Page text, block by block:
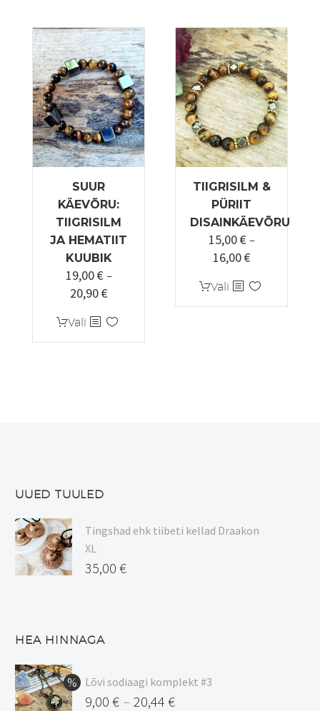
teha
tootelehel.
SUUR
KÄEVÕRU:
TIIGRISILM
JA HEMATIIT
KUUBIK
19,00€ –
20,90€Hinnavahemik:
kuni
20,90 €
Vali Sellel
tootel
TIIGRISILM &
PÜRIIT
DISAINKÄEVÕRU
15,00€ –
16,00€
kuni
16,00 €
Vali Sellel
tootel
UUED TUULED
Tingshad ehk tiibeti kellad Draakon
XL
35,00 €
HEA HINNAGA
Lõvi sodiaagi komplekt #3
9,00 € – 20,44 €